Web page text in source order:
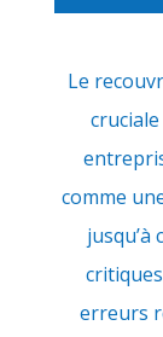
Le
comme
erreurs